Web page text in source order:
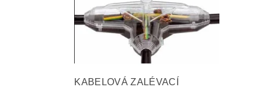
KABELOVÁ ZALÉVACÍ